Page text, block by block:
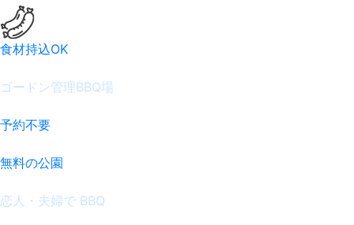
食材持込OK
ゴードン管理BBQ場
予約不要
無料の公園
恋人・夫婦で BBQ